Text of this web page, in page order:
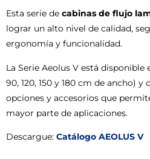
Esta serie de cabinas de flujo
lograr un alto nivel de calidad,
ergonomía y funcionalidad.
La Serie Aeolus V está
90, 120, 150 y 180 cm de ancho)
opciones y accesorios que
mayor parte de aplicaciones.
Descargue: Catálogo AEOLUS V